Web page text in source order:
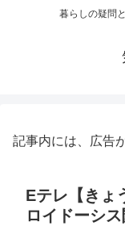
暮らしの疑問
記事内には、広告
Eテレ【きょ
ロイドーシ